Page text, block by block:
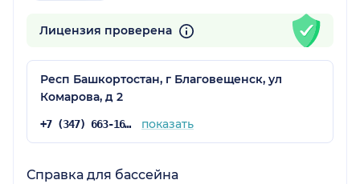
Лицензия проверена
Респ Башкортостан, г Благовещенск, ул
Комарова, д 2
+7 (347) 663-16-96 показать
Справка для бассейна